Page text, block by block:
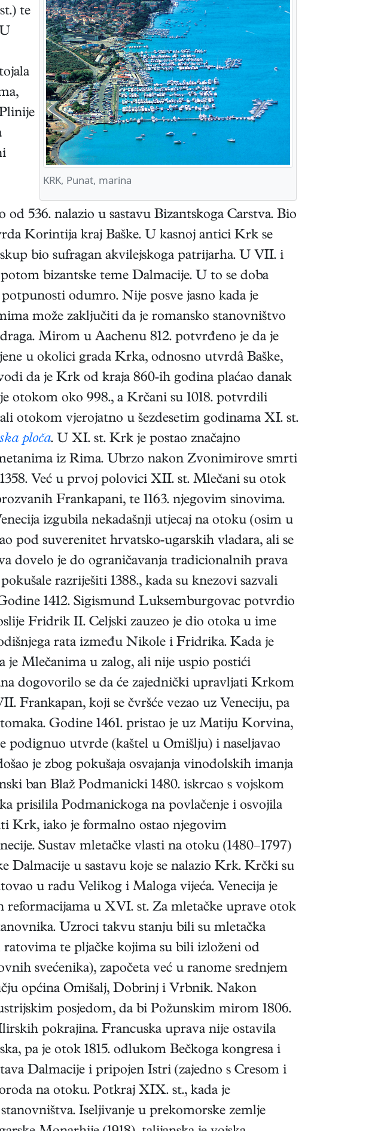
KRK, Punat, marina
te
536. nalazio u sastavu Bizantskoga Carstva. Bio
Korintija kraj Baške. U kasnoj antici Krk se
bio sufragan akvilejskoga patrijarha. U VII. i
bizantske teme Dalmacije. U to se doba
odumro. Nije posve jasno kada je
može zaključiti da je romansko stanovništvo
Mirom u Aachenu 812. potvrđeno je da je
u okolici grada Krka, odnosno utvrdâ Baške,
da je Krk od kraja 860-ih godina plaćao danak
otokom oko 998., a Krčani su 1018. potvrdili
otokom vjerojatno u šezdesetim godinama XI. st.
ploča. U XI. st. Krk je postao značajno
iz Rima. Ubrzo nakon Zvonimirove smrti
Već u prvoj polovici XII. st. Mlečani su otok
Frankapani, te 1163. njegovim sinovima.
izgubila nekadašnji utjecaj na otoku (osim u
pod suverenitet hrvatsko-ugarskih vladara, ali se
dovelo je do ograničavanja tradicionalnih prava
razriješiti 1388., kada su knezovi sazvali
1412. Sigismund Luksemburgovac potvrdio
Fridrik II. Celjski zauzeo je dio otoka u ime
rata između Nikole i Fridrika. Kada je
Mlečanima u zalog, ali nije uspio postići
dogovorilo se da će zajednički upravljati Krkom
Frankapan, koji se čvršće vezao uz Veneciju, pa
Godine 1461. pristao je uz Matiju Korvina,
utvrde (kaštel u Omišlju) i naseljavao
je zbog pokušaja osvajanja vinodolskih imanja
ban Blaž Podmanicki 1480. iskrcao s vojskom
prisilila Podmanickoga na povlačenje i osvojila
Krk, iako je formalno ostao njegovim
Sustav mletačke vlasti na otoku (1480–1797)
Dalmacije u sastavu koje se nalazio Krk. Krčki su
u radu Velikog i Maloga vijeća. Venecija je
u XVI. st. Za mletačke uprave otok
Uzroci takvu stanju bili su mletačka
te pljačke kojima su bili izloženi od
svećenika), započeta već u ranome srednjem
općina Omišalj, Dobrinj i Vrbnik. Nakon
posjedom, da bi Požunskim mirom 1806.
pokrajina. Francuska uprava nije ostavila
pa je otok 1815. odlukom Bečkoga kongresa i
Dalmacije i pripojen Istri (zajedno s Cresom i
na otoku. Potkraj XIX. st., kada je
Iseljivanje u prekomorske zemlje